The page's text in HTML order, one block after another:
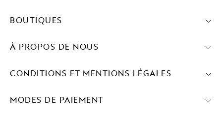
MODES DE PAIEMENT
BOUTIQUES
À PROPOS DE NOUS
CONDITIONS ET MENTIONS LÉGALES